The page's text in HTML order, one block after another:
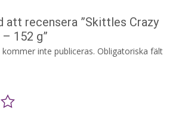
att recensera ”Skittles Crazy
152 g”
inte publiceras. Obligatoriska fält